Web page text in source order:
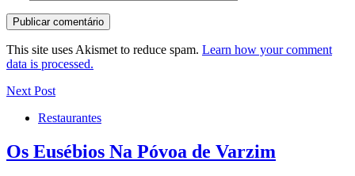
This site uses Akismet to reduce spam. Learn how your comment
data is processed.
Next Post
Restaurantes
Os Eusébios Na Póvoa de Varzim